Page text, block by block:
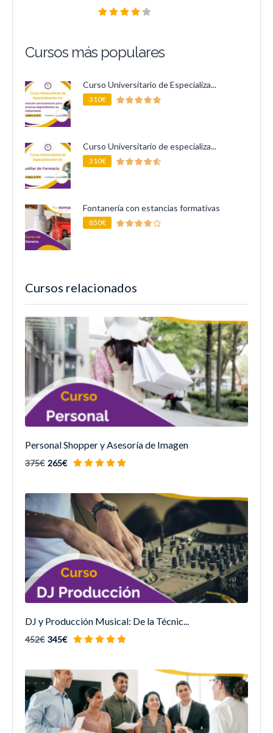
Cursos relacionados
Personal Shopper y Asesoría de Imagen
375€ 265€
DJ y Producción Musical: De la Técnic...
452€ 345€
Cursos más populares
Curso Universitario de Especializa...
310€
Curso Universitario de especializa...
310€
Fontanería con estancias formativas
850€